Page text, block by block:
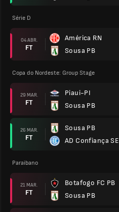
Série D
04 ABR.
FT
América RN
Sousa PB
Copa do Nordeste: Group Stage
29 MAR.
FT
Piaui-PI
Sousa PB
26 MAR.
FT
Sousa PB
AD Confiança SE
Paraibano
21 MAR.
FT
Botafogo FC PB
Sousa PB